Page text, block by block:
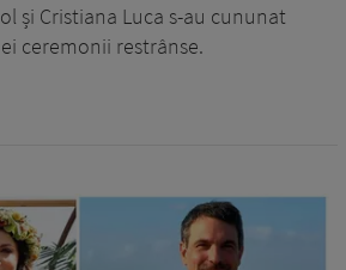
și Cristiana Luca s-au cununat
ceremonii restrânse.